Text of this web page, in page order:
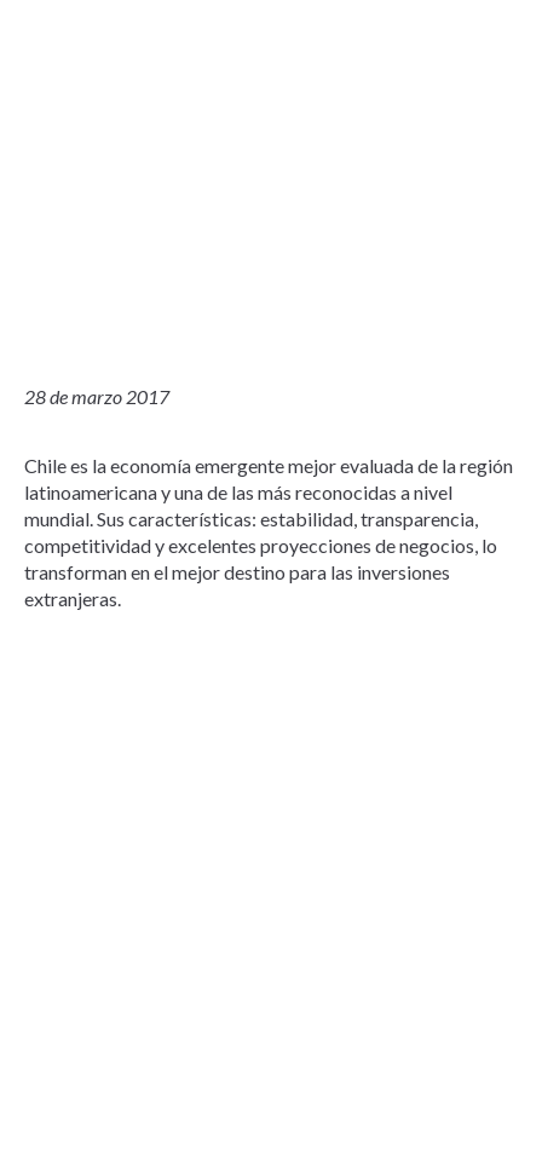
28 de marzo 2017
Chile es la economía emergente mejor evaluada de la región
latinoamericana y una de las más reconocidas a nivel
mundial. Sus características: estabilidad, transparencia,
competitividad y excelentes proyecciones de negocios, lo
transforman en el mejor destino para las inversiones
extranjeras.